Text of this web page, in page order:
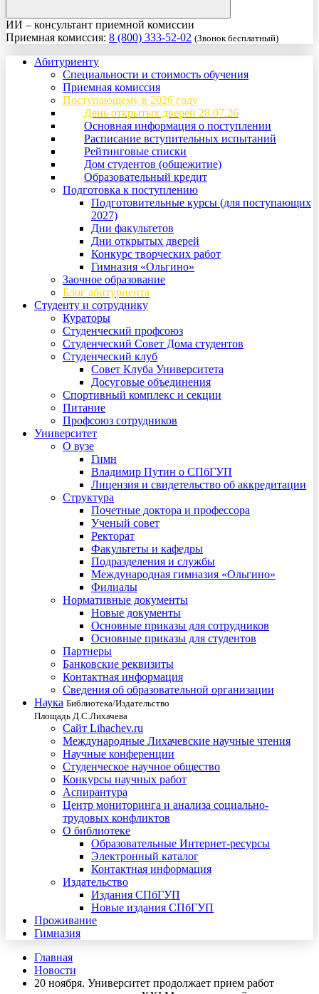
ИИ – консультант приемной комиссии
Приемная комиссия: 8 (800) 333-52-02 (Звонок бесплатный)
Абитуриенту
Специальности и стоимость обучения
Приемная комиссия
Поступающему в 2026 году
День открытых дверей 28.07.26
Основная информация о поступлении
Расписание вступительных испытаний
Рейтинговые списки
Дом студентов (общежитие)
Образовательный кредит
Подготовка к поступлению
Подготовительные курсы (для поступающих
2027)
Дни факультетов
Дни открытых дверей
Конкурс творческих работ
Гимназия «Ольгино»
Заочное образование
Блог абитуриента
Студенту и сотруднику
Кураторы
Студенческий профсоюз
Студенческий Совет Дома студентов
Студенческий клуб
Совет Клуба Университета
Досуговые объединения
Спортивный комплекс и секции
Питание
Профсоюз сотрудников
Университет
О вузе
Гимн
Владимир Путин о СПбГУП
Лицензия и свидетельство об аккредитации
Структура
Почетные доктора и профессора
Ученый совет
Ректорат
Факультеты и кафедры
Подразделения и службы
Международная гимназия «Ольгино»
Филиалы
Нормативные документы
Новые документы
Основные приказы для сотрудников
Основные приказы для студентов
Партнеры
Банковские реквизиты
Контактная информация
Сведения об образовательной организации
Наука Библиотека/Издательство
Площадь Д.С.Лихачева
Сайт Lihachev.ru
Международные Лихачевские научные чтения
Научные конференции
Студенческое научное общество
Конкурсы научных работ
Аспирантура
Центр мониторинга и анализа социально-
трудовых конфликтов
О библиотеке
Образовательные Интернет-ресурсы
Электронный каталог
Контактная информация
Издательство
Издания СПбГУП
Новые издания СПбГУП
Проживание
Гимназия
Главная
Новости
20 ноября. Университет продолжает прием работ